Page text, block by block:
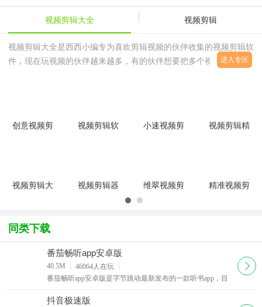
视频剪辑大全 视频剪辑
视频剪辑大全是西西小编专为喜欢剪辑视频的伙伴收集的视频剪辑软
件，现在玩视频的伙伴越来越多，有的伙伴想要把多个视频剪辑为一
进入专区
创意视频剪
Filmsp
视频剪辑软
小速视频剪
视频剪辑精
视频剪辑大
Cutter)v2.0.1
官方
视频剪辑器
维翠视频剪
精准视频剪
同类下载
番茄畅听app安卓版
40.5M 46064人在玩
番茄畅听app安卓版是字节跳动最新发布的一款听书app，目
手机上用耳朵“看书”，方便又健康，还有专属的声音
下载
抖音极速版